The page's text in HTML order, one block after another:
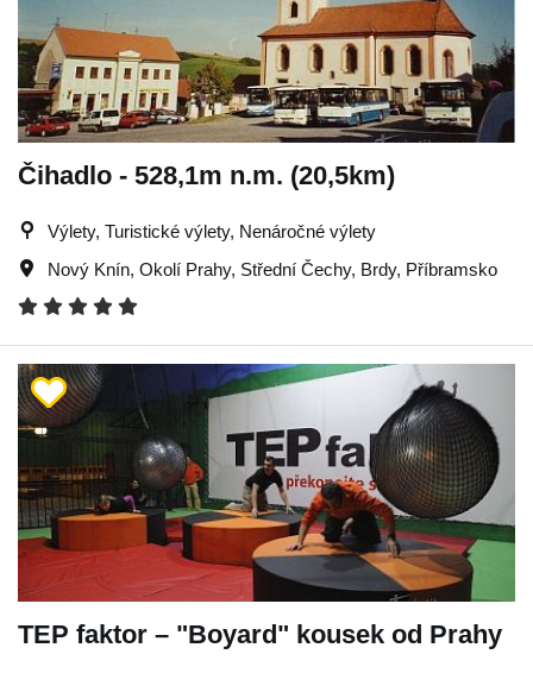
Čihadlo - 528,1m n.m. (20,5km)
Výlety, Turistické výlety, Nenáročné výlety
Nový Knín, Okolí Prahy, Střední Čechy, Brdy, Příbramsko
TEP faktor – "Boyard" kousek od Prahy